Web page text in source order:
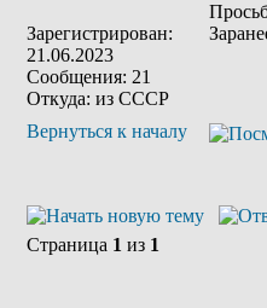
Зарегистрирован:
21.06.2023
Сообщения: 21
Откуда: из СССР
Вернуться к началу
Страница 1 из 1